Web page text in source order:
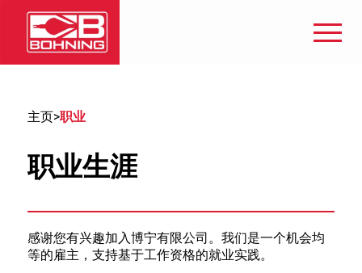
主页>职业
职业生涯
感谢您有兴趣加入博宁有限公司。我们是一个机会均
等的雇主，支持基于工作资格的就业实践。